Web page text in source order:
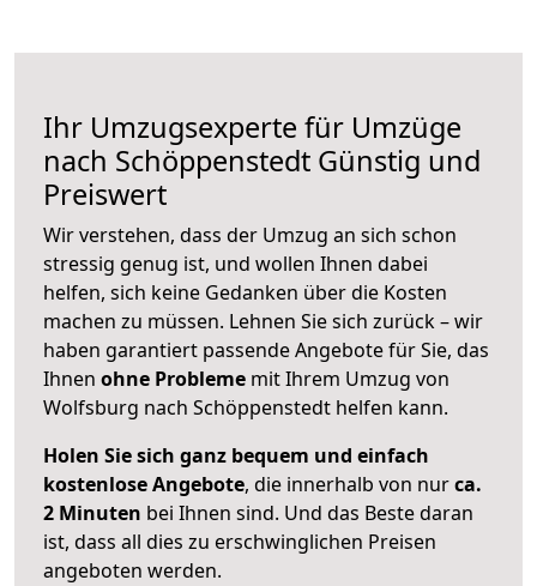
Ihr Umzugsexperte für Umzüge
nach Schöppenstedt Günstig und
Preiswert
Wir verstehen, dass der Umzug an sich schon
stressig genug ist, und wollen Ihnen dabei
helfen, sich keine Gedanken über die Kosten
machen zu müssen. Lehnen Sie sich zurück – wir
haben garantiert passende Angebote für Sie, das
Ihnen ohne Probleme mit Ihrem Umzug von
Wolfsburg nach Schöppenstedt helfen kann.
Holen Sie sich ganz bequem und einfach
kostenlose Angebote, die innerhalb von nurca.
2 Minuten bei Ihnen sind. Und das Beste daran
ist, dass all dies zu erschwinglichen Preisen
angeboten werden.